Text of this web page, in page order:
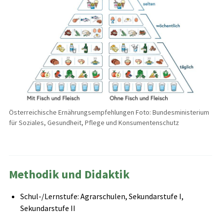
Österreichische Ernährungsempfehlungen Foto: Bundesministerium
für Soziales, Gesundheit, Pflege und Konsumentenschutz
Methodik und Didaktik
Schul-/Lernstufe: Agrarschulen, Sekundarstufe I,
Sekundarstufe II